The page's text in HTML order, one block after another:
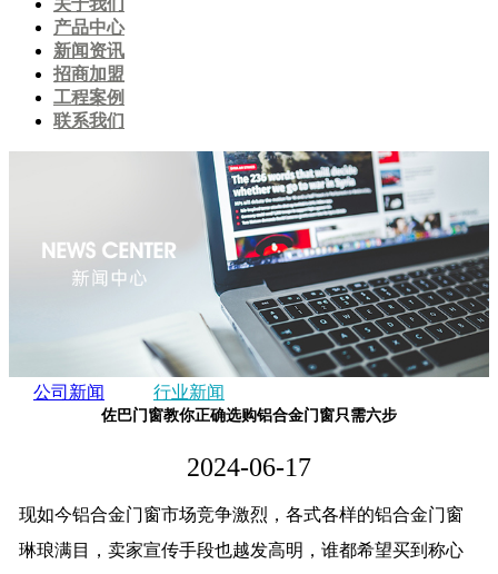
关于我们
产品中心
新闻资讯
招商加盟
工程案例
联系我们
公司新闻 行业新闻
佐巴门窗教你正确选购铝合金门窗只需六步
2024-06-17
现如今铝合金门窗市场竞争激烈，各式各样的铝合金门窗
琳琅满目，卖家宣传手段也越发高明，谁都希望买到称心